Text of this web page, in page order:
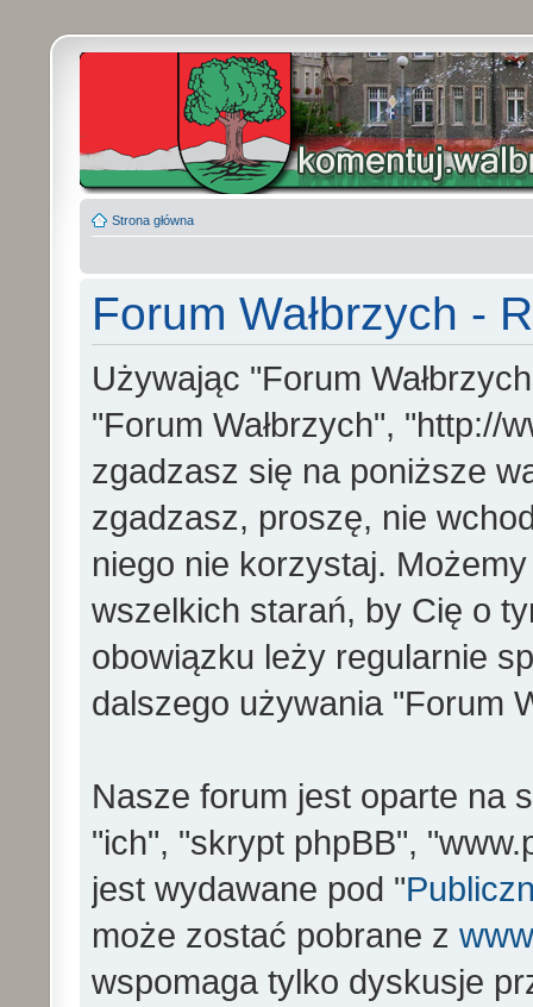
Strona główna
Forum Wałbrzych -
Używając "Forum
"Forum Wałbrzych", "http://
zgadzasz się na poniższe
zgadzasz, proszę, nie
niego nie korzystaj.
wszelkich starań, by Cię o
obowiązku leży regularnie
dalszego używania "Forum
Nasze forum jest oparte na
"ich", "skrypt phpBB",
jest wydawane pod "
może zostać pobrane z
wspomaga tylko dyskusje